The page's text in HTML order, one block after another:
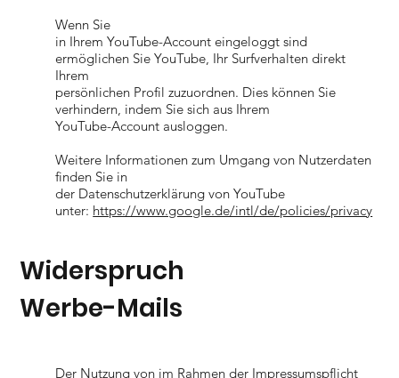
Wenn Sie
in Ihrem YouTube-Account eingeloggt sind
ermöglichen Sie YouTube, Ihr Surfverhalten direkt
Ihrem
persönlichen Profil zuzuordnen. Dies können Sie
verhindern, indem Sie sich aus Ihrem
YouTube-Account ausloggen.
Weitere Informationen zum Umgang von Nutzerdaten
finden Sie in
der Datenschutzerklärung von YouTube
unter: https://www.google.de/intl/de/policies/privacy
Widerspruch
Werbe-Mails
Der Nutzung von im Rahmen der Impressumspflicht